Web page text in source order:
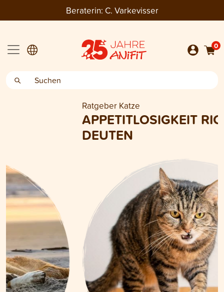
Beraterin: C. Varkevisser
0
APPETITLOSIGKEIT RICHTIG